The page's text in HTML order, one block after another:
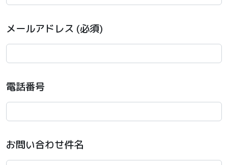
メールアドレス (必須)
電話番号
お問い合わせ件名